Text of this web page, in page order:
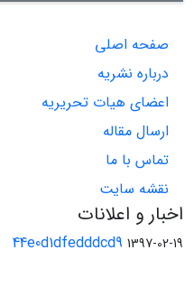
صفحه اصلی
درباره نشریه
اعضای هیات تحریریه
ارسال مقاله
تماس با ما
نقشه سایت
اخبار و اعلانات
44e0d1dfedddcd9 1397-02-19